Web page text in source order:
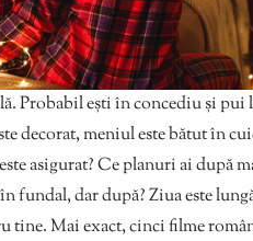
Probabil ești în concediu și
decorat, meniul este bătut în
asigurat? Ce planuri ai după
în fundal, dar după? Ziua este
tine. Mai exact, cinci filme